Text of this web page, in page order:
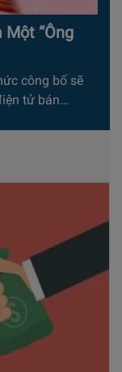
“Ông
công bố sẽ
tử bán…